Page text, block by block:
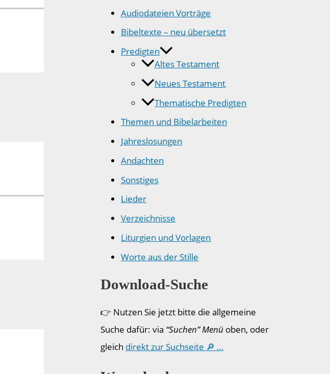
Audiodateien Vorträge
Bibeltexte – neu übersetzt
Predigten
Altes Testament
Neues Testament
Thematische Predigten
Themen und Bibelarbeiten
Jahreslosungen
Andachten
Sonstiges
Lieder
Verzeichnisse
Liturgien und Vorlagen
Worte aus der Stille
Download-Suche
👉 Nutzen Sie jetzt bitte die allgemeine
Suche dafür: via “Suchen” Menü oben, oder
gleich direkt zur Suchseite 🔎 …